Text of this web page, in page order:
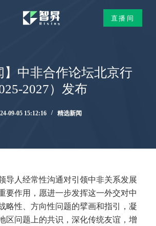
直播间
】中非合作论坛北京行
2027）发布
09-05 15:12:16 精选新闻
导人经常性沟通对引领中非关系发展
要作用，愿进一步发挥这一外交对中
略性、方向性问题的擘画和指引，凝
区问题上的共识，深化传统友谊，增